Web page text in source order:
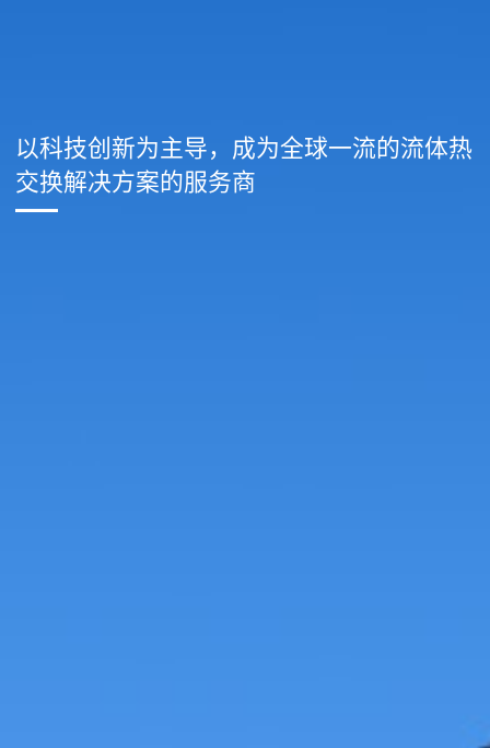
以科技创新为主导，成为全球一流的流体热
交换解决方案的服务商